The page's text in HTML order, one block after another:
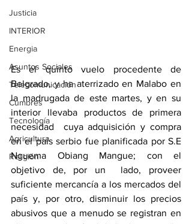
Justicia
INTERIOR
Energia
Asuntos Sociales
Telecomunicación
Cumbres
Tecnología
Agricultura
Religión
Es el quinto vuelo procedente de
Belgrado, y ha aterrizado en Malabo en
la madrugada de este martes, y en su
interior llevaba productos de primera
necesidad  cuya adquisición y compra
en el país serbio fue planificada por S.E
Nguema Obiang Mangue; con el
objetivo de, por un  lado, proveer
suficiente mercancía a los mercados del
país y, por otro, disminuir los precios
abusivos que a menudo se registran en